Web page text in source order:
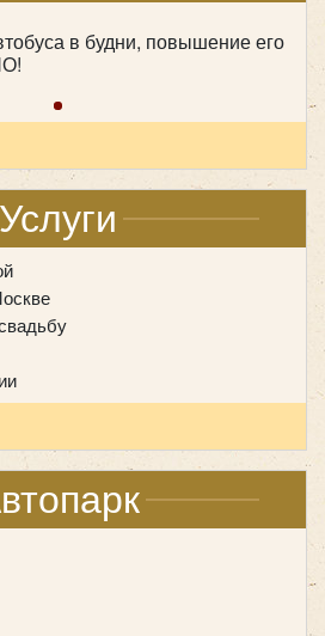
в будни, повышение его
Услуги